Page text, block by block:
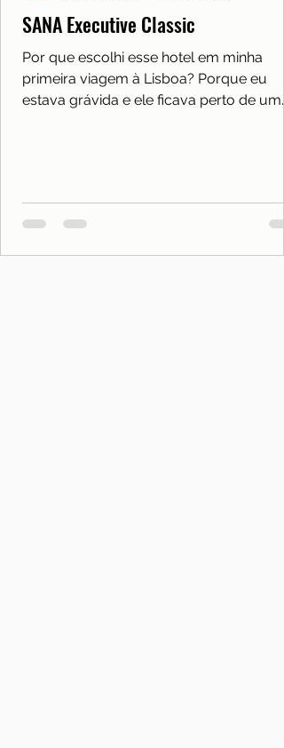
SANA Executive Classic
Por que escolhi esse hotel em minha
primeira viagem à Lisboa? Porque eu
estava grávida e ele ficava perto de um...